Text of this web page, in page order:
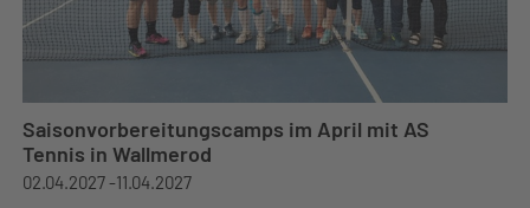
Saisonvorbereitungscamps im April mit AS
Tennis in Wallmerod
02.04.2027 -11.04.2027